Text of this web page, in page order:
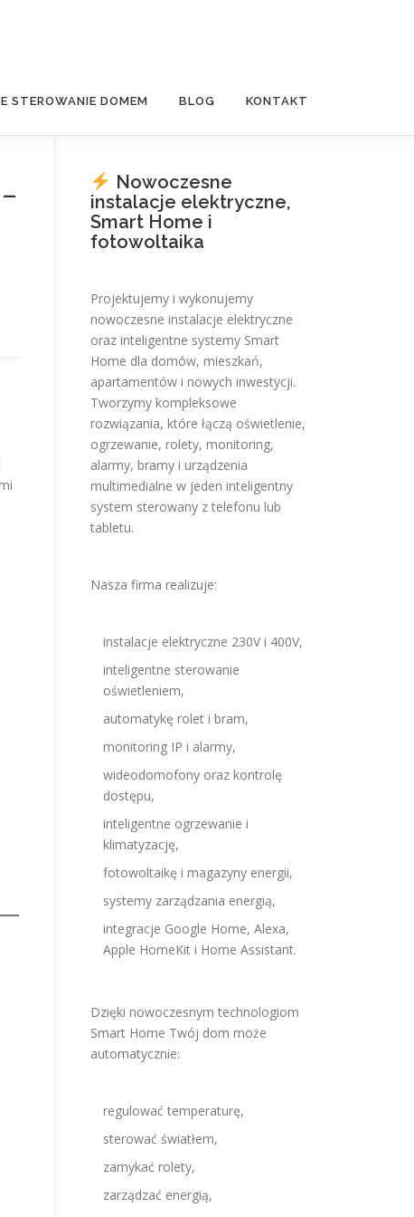
STEROWANIE DOMEM BLOG KONTAKT
Nowoczesne
instalacje elektryczne,
Smart Home i
fotowoltaika
Projektujemy i wykonujemy
nowoczesne instalacje elektryczne
oraz inteligentne systemy Smart
Home dla domów, mieszkań,
apartamentów i nowych inwestycji.
Tworzymy kompleksowe
rozwiązania, które łączą oświetlenie,
ogrzewanie, rolety, monitoring,
alarmy, bramy i urządzenia
multimedialne w jeden inteligentny
system sterowany z telefonu lub
tabletu.
Nasza firma realizuje:
instalacje elektryczne 230V i 400V,
inteligentne sterowanie
oświetleniem,
automatykę rolet i bram,
monitoring IP i alarmy,
wideodomofony oraz kontrolę
dostępu,
inteligentne ogrzewanie i
klimatyzację,
fotowoltaikę i magazyny energii,
systemy zarządzania energią,
integracje Google Home, Alexa,
Apple HomeKit i Home Assistant.
Dzięki nowoczesnym technologiom
Smart Home Twój dom może
automatycznie:
regulować temperaturę,
sterować światłem,
zamykać rolety,
zarządzać energią,